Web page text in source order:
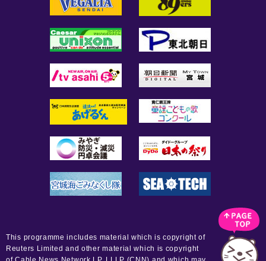
This programme includes material which is copyright of
Reuters Limited and other material which is copyright